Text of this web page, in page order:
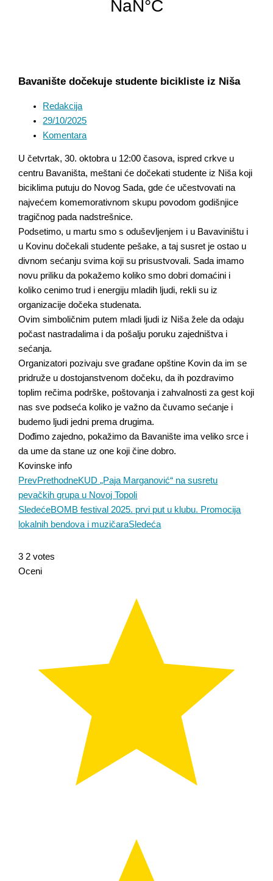
Bavanište dočekuje studente bicikliste iz Niša
Redakcija
29/10/2025
Komentara
U četvrtak, 30. oktobra u 12:00 časova, ispred crkve u
centru Bavaništa, meštani će dočekati studente iz Niša koji
biciklima putuju do Novog Sada, gde će učestvovati na
najvećem komemorativnom skupu povodom godišnjice
tragičnog pada nadstrešnice.
Podsetimo, u martu smo s oduševljenjem i u Bavaviništu i
u Kovinu dočekali studente pešake, a taj susret je ostao u
divnom sećanju svima koji su prisustvovali. Sada imamo
novu priliku da pokažemo koliko smo dobri domaćini i
koliko cenimo trud i energiju mladih ljudi, rekli su iz
organizacije dočeka studenata.
Ovim simboličnim putem mladi ljudi iz Niša žele da odaju
počast nastradalima i da pošalju poruku zajedništva i
sećanja.
Organizatori pozivaju sve građane opštine Kovin da im se
pridruže u dostojanstvenom dočeku, da ih pozdravimo
toplim rečima podrške, poštovanja i zahvalnosti za gest koji
nas sve podseća koliko je važno da čuvamo sećanje i
budemo ljudi jedni prema drugima.
Dođimo zajedno, pokažimo da Bavanište ima veliko srce i
da ume da stane uz one koji čine dobro.
Kovinske info
PrevPrethodneKUD „Paja Marganović“ na susretu
pevačkih grupa u Novoj Topoli
SledećeBOMB festival 2025. prvi put u klubu. Promocija
lokalnih bendova i muzičaraSledeća
3 2 votes
Oceni